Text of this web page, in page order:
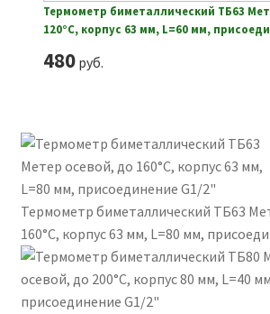
Термометр биметаллический ТБ63
120°С, корпус 63 мм, L=60 мм,
480руб.
Термометр биметаллический ТБ63
160°С, корпус 63 мм, L=80 мм,